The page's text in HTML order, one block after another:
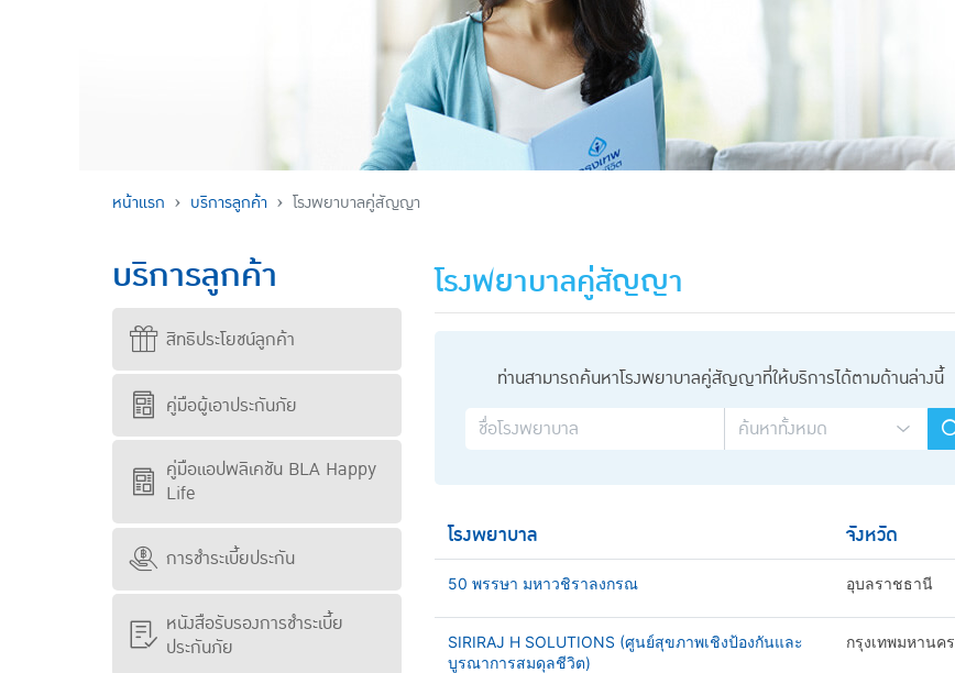
หน้าแรก บริการลูกค้า โรงพยาบาลคู่สัญญา
บริการลูกค้า
สิทธิประโยชน์ลูกค้า
คู่มือผู้เอาประกันภัย
คู่มือแอปพลิเคชัน BLA Happy
Life
การชำระเบี้ยประกัน
หนังสือรับรองการชำระเบี้ย
ประกันภัย
โรงพยาบาลคู่สัญญา
ท่านสามารถค้นหาโรงพยาบาลคู่สัญญาที่ให้บริการได้ตามด้านล่างนี้
โรงพยาบาล จังหวัด
50 พรรษา มหาวชิราลงกรณ อุบลราชธานี
SIRIRAJ H SOLUTIONS (ศูนย์สุขภาพเชิงป้องกันและ
บูรณาการสมดุลชีวิต)
กรุงเทพมหานคร